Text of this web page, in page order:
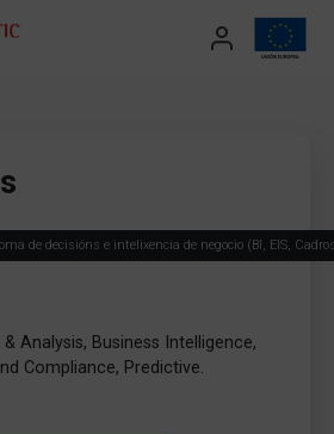
de decisións e intelixencia de negocio (BI, EIS,
Analysis, Business Intelligence,
Compliance, Predictive.